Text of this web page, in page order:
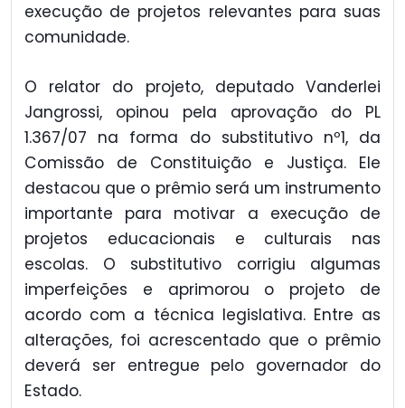
execução de projetos relevantes para suas
comunidade.
O relator do projeto, deputado Vanderlei
Jangrossi, opinou pela aprovação do PL
1.367/07 na forma do substitutivo nº1, da
Comissão de Constituição e Justiça. Ele
destacou que o prêmio será um instrumento
importante para motivar a execução de
projetos educacionais e culturais nas
escolas. O substitutivo corrigiu algumas
imperfeições e aprimorou o projeto de
acordo com a técnica legislativa. Entre as
alterações, foi acrescentado que o prêmio
deverá ser entregue pelo governador do
Estado.